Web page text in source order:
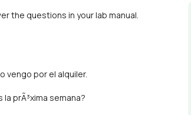
the questions in your lab manual.
vengo por el alquiler.
prÃ³xima semana?